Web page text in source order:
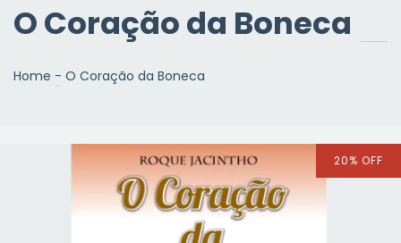
O Coração da Boneca
Home - O Coração da Boneca
20% OFF